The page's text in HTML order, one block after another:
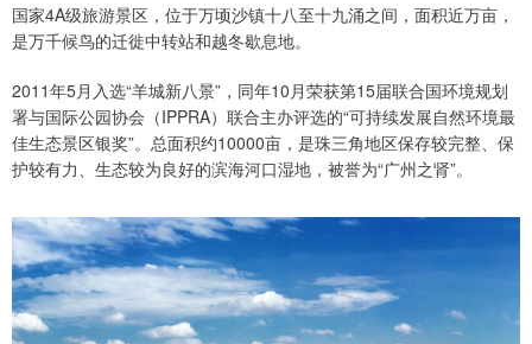
国家4A级旅游景区，位于万顷沙镇十八至十九涌之间，面积近万亩，
是万千候鸟的迁徙中转站和越冬歇息地。
2011年5月入选“羊城新八景”，同年10月荣获第15届联合国环境规划
署与国际公园协会（IPPRA）联合主办评选的“可持续发展自然环境最
佳生态景区银奖”。总面积约10000亩，是珠三角地区保存较完整、保
护较有力、生态较为良好的滨海河口湿地，被誉为“广州之肾”。